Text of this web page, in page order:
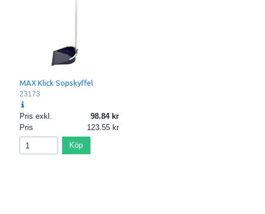
MAX Klick Sopskyffel
23173
Pris exkl.
98.84
Pris
123.55
Köp